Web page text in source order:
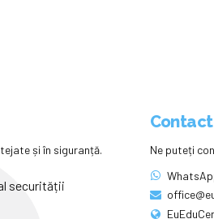
și în siguranță.
securității
Contact
Ne puteți